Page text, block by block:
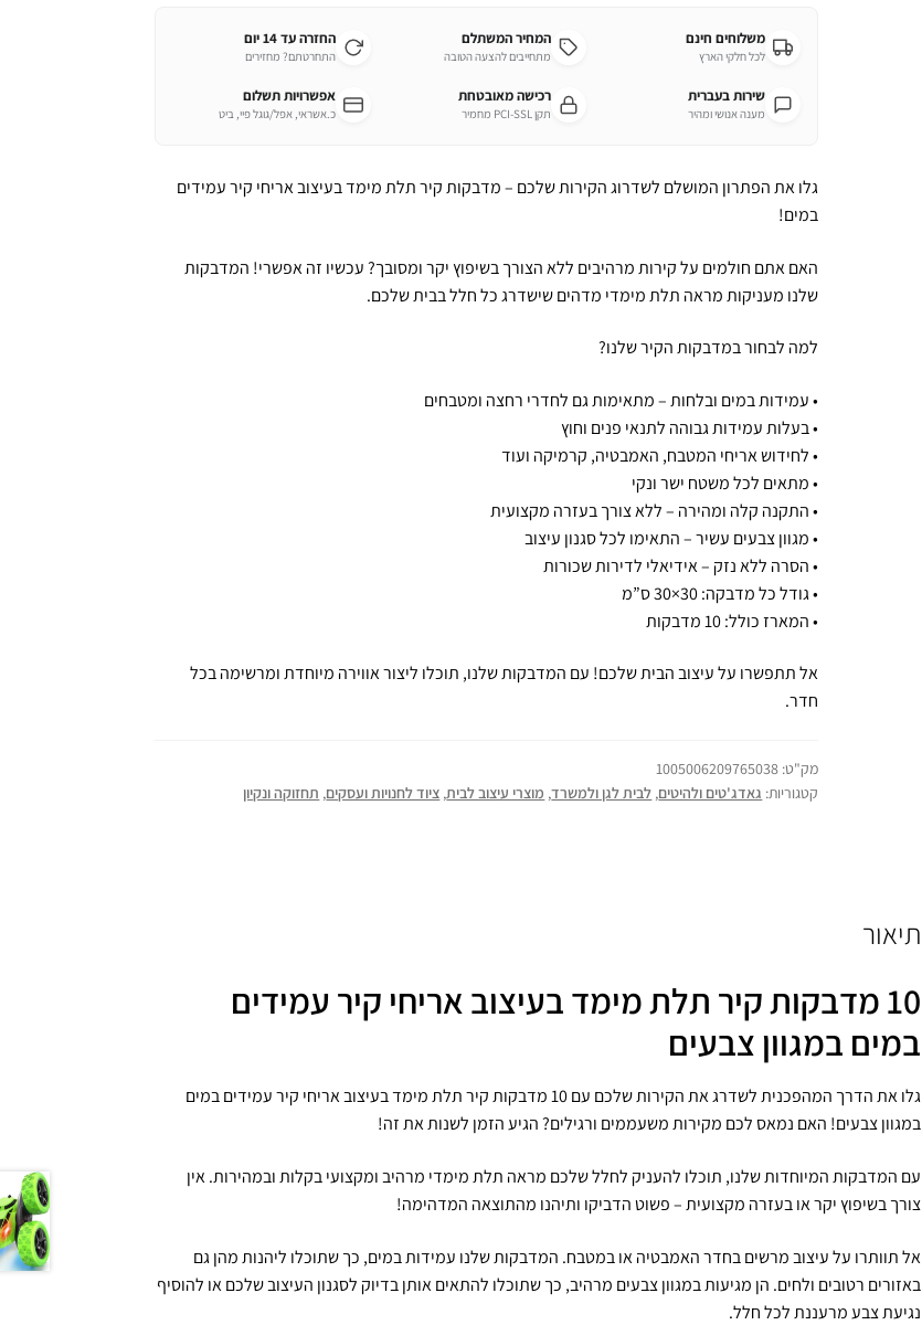
משלוחים חינם
לכל חלקי הארץ
המחיר המשתלם
מתחייבים להצעה הטובה
החזרה עד 14 יום
התחרטתם? מחזירים
שירות בעברית
מענה אנושי ומהיר
רכישה מאובטחת
תקן PCI-SSL מחמיר
אפשרויות תשלום
כ.אשראי, אפל/גוגל פיי, ביט
גלו את הפתרון המושלם לשדרוג הקירות שלכם – מדבקות קיר תלת מימד בעיצוב אריחי קיר עמידים
במים!
האם אתם חולמים על קירות מרהיבים ללא הצורך בשיפוץ יקר ומסובך? עכשיו זה אפשרי! המדבקות
שלנו מעניקות מראה תלת מימדי מדהים שישדרג כל חלל בבית שלכם.
למה לבחור במדבקות הקיר שלנו?
• עמידות במים ובלחות – מתאימות גם לחדרי רחצה ומטבחים
• בעלות עמידות גבוהה לתנאי פנים וחוץ
• לחידוש אריחי המטבח, האמבטיה, קרמיקה ועוד
• מתאים לכל משטח ישר ונקי
• התקנה קלה ומהירה – ללא צורך בעזרה מקצועית
• מגוון צבעים עשיר – התאימו לכל סגנון עיצוב
• הסרה ללא נזק – אידיאלי לדירות שכורות
• גודל כל מדבקה: 30×30 ס”מ
• המארז כולל: 10 מדבקות
אל תתפשרו על עיצוב הבית שלכם! עם המדבקות שלנו, תוכלו ליצור אווירה מיוחדת ומרשימה בכל
חדר.
מק"ט: 1005006209765038
קטגוריות: גאדג'טים ולהיטים, לבית לגן ולמשרד, מוצרי עיצוב לבית, ציוד לחנויות ועסקים, תחזוקה ונקיון
תיאור
10 מדבקות קיר תלת מימד בעיצוב אריחי קיר עמידים
במים במגוון צבעים
גלו את הדרך המהפכנית לשדרג את הקירות שלכם עם 10 מדבקות קיר תלת מימד בעיצוב אריחי קיר עמידים במים
במגוון צבעים! האם נמאס לכם מקירות משעממים ורגילים? הגיע הזמן לשנות את זה!
עם המדבקות המיוחדות שלנו, תוכלו להעניק לחלל שלכם מראה תלת מימדי מרהיב ומקצועי בקלות ובמהירות. אין
צורך בשיפוץ יקר או בעזרה מקצועית – פשוט הדביקו ותיהנו מהתוצאה המדהימה!
אל תוותרו על עיצוב מרשים בחדר האמבטיה או במטבח. המדבקות שלנו עמידות במים, כך שתוכלו ליהנות מהן גם
באזורים רטובים ולחים. הן מגיעות במגוון צבעים מרהיב, כך שתוכלו להתאים אותן בדיוק לסגנון העיצוב שלכם או להוסיף
נגיעת צבע מרעננת לכל חלל.